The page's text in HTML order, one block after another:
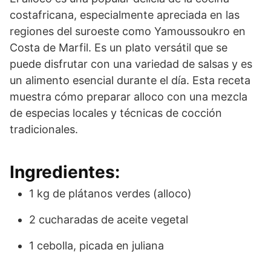
costafricana, especialmente apreciada en las
regiones del suroeste como Yamoussoukro en
Costa de Marfil. Es un plato versátil que se
puede disfrutar con una variedad de salsas y es
un alimento esencial durante el día. Esta receta
muestra cómo preparar alloco con una mezcla
de especias locales y técnicas de cocción
tradicionales.
Ingredientes:
1 kg de plátanos verdes (alloco)
2 cucharadas de aceite vegetal
1 cebolla, picada en juliana